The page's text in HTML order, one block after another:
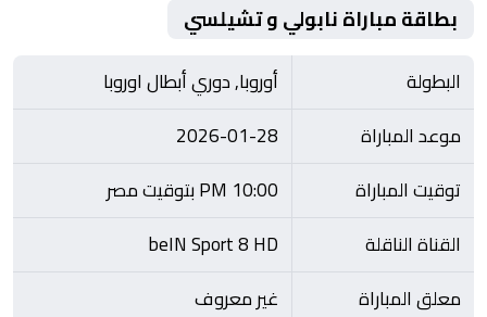
بطاقة مباراة نابولي و تشيلسي
البطولة
أوروبا, دوري أبطال اوروبا
موعد المباراة
2026-01-28
توقيت المباراة
10:00 PM بتوقيت مصر
القناة الناقلة
beIN Sport 8 HD
معلق المباراة
غير معروف